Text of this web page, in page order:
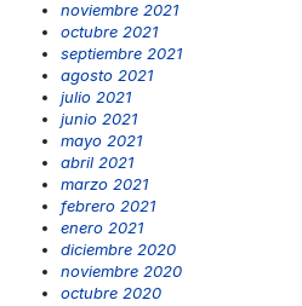
noviembre 2021
octubre 2021
septiembre 2021
agosto 2021
julio 2021
junio 2021
mayo 2021
abril 2021
marzo 2021
febrero 2021
enero 2021
diciembre 2020
noviembre 2020
octubre 2020